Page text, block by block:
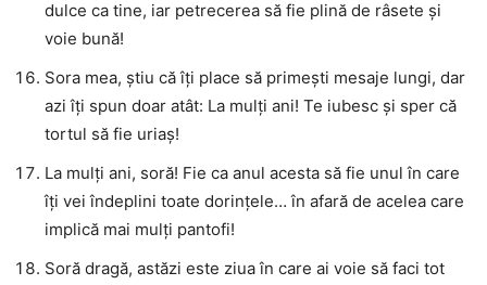
dulce ca tine, iar petrecerea să fie plină de râsete și
voie bună!
Sora mea, știu că îți place să primești mesaje lungi, dar
azi îți spun doar atât: La mulți ani! Te iubesc și sper că
tortul să fie uriaș!
La mulți ani, soră! Fie ca anul acesta să fie unul în care
îți vei îndeplini toate dorințele… în afară de acelea care
implică mai mulți pantofi!
Soră dragă, astăzi este ziua în care ai voie să faci tot